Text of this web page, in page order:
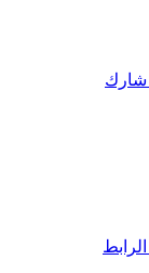
شارك
الرابط